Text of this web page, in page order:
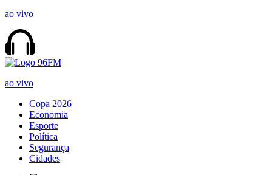
ao vivo
ao vivo
Copa 2026
Economia
Esporte
Política
Segurança
Cidades